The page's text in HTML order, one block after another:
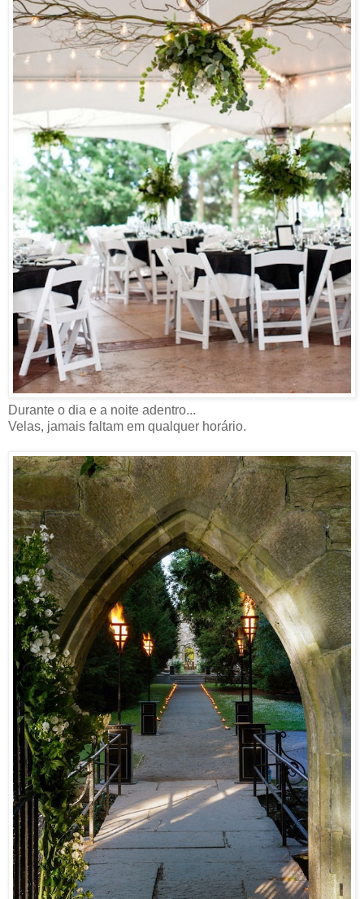
Durante o dia e a noite adentro...
Velas, jamais faltam em qualquer horário.